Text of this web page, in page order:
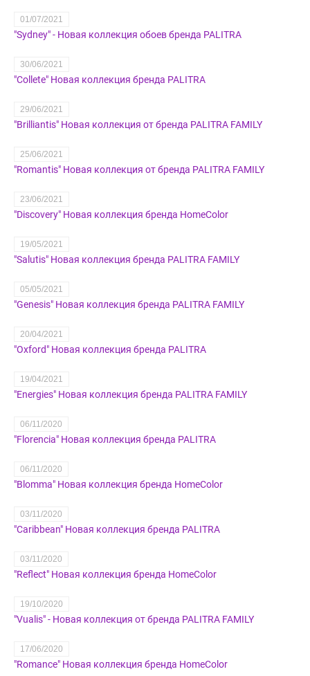
01/07/2021
"Sydney" - Новая коллекция обоев бренда PALITRA
30/06/2021
"Collete" Новая коллекция бренда PALITRA
29/06/2021
"Brilliantis" Новая коллекция от бренда PALITRA FAMILY
25/06/2021
"Romantis" Новая коллекция от бренда PALITRA FAMILY
23/06/2021
"Discovery" Новая коллекция бренда HomeColor
19/05/2021
"Salutis" Новая коллекция бренда PALITRA FAMILY
05/05/2021
"Genesis" Новая коллекция бренда PALITRA FAMILY
20/04/2021
"Oxford" Новая коллекция бренда PALITRA
19/04/2021
"Energies" Новая коллекция бренда PALITRA FAMILY
06/11/2020
"Florencia" Новая коллекция бренда PALITRA
06/11/2020
"Blomma" Новая коллекция бренда HomeColor
03/11/2020
"Caribbean" Новая коллекция бренда PALITRA
03/11/2020
"Reflect" Новая коллекция бренда HomeColor
19/10/2020
"Vualis" - Новая коллекция от бренда PALITRA FAMILY
17/06/2020
"Romance" Новая коллекция бренда HomeColor